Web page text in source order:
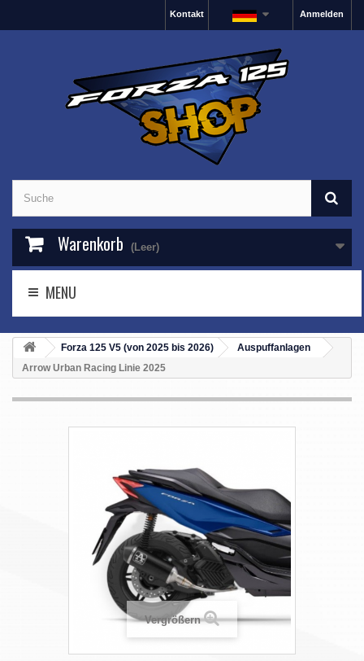
Anmelden
Kontakt
Warenkorb (Leer)
MENU
Forza 125 V5 (von 2025 bis 2026)
Auspuffanlagen
Arrow Urban Racing Linie 2025
Vergrößern